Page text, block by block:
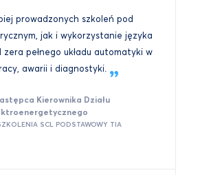
prowadzonych szkoleń pod
jak i wykorzystanie języka
zera pełnego układu automatyki w
awarii i diagnostyki.
Kierownika Działu
SCL PODSTAWOWY TIA